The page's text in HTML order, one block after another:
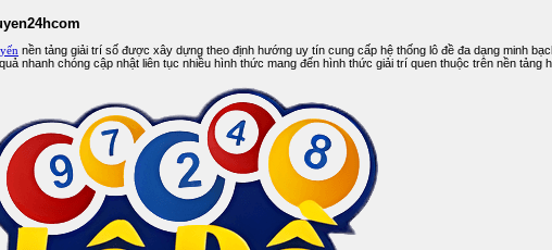
nền tảng giải trí số được xây dựng theo định hướng uy tín cung cấp hệ thống lô đề đa dạng minh
nhanh chóng cập nhật liên tục nhiều hình thức mang đến hình thức giải trí quen thuộc trên nền tảng